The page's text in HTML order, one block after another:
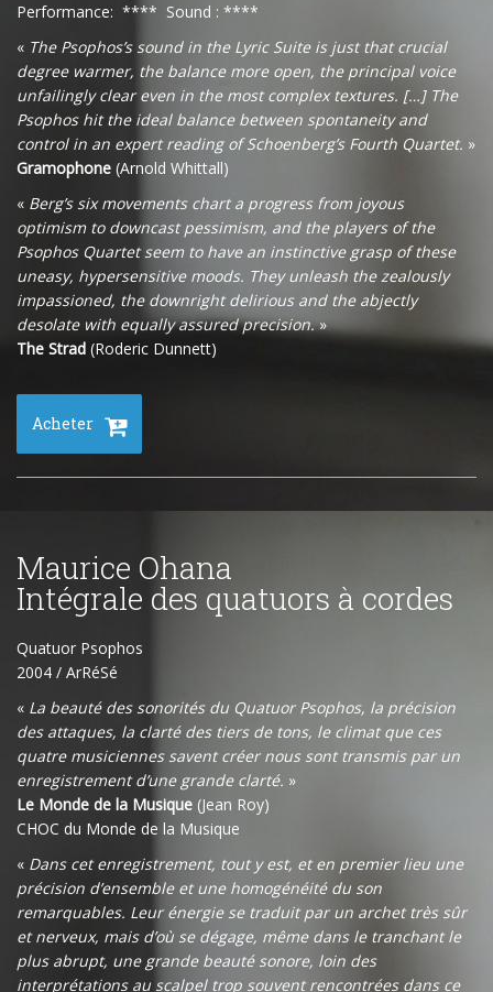
Performance: **** Sound : ****
« The Psophos’s sound in the Lyric Suite is just that crucial
degree warmer, the balance more open, the principal voice
unfailingly clear even in the most complex textures. […] The
Psophos hit the ideal balance between spontaneity and
control in an expert reading of Schoenberg’s Fourth Quartet. »
Gramophone (Arnold Whittall)
« Berg’s six movements chart a progress from joyous
optimism to downcast pessimism, and the players of the
Psophos Quartet seem to have an instinctive grasp of these
uneasy, hypersensitive moods. They unleash the zealously
impassioned, the downright delirious and the abjectly
desolate with equally assured precision.»
The Strad (Roderic Dunnett)
Acheter
Maurice Ohana
Intégrale des quatuors à cordes
Quatuor Psophos
2004 / ArRéSé
« La beauté des sonorités du Quatuor Psophos, la précision
des attaques, la clarté des tiers de tons, le climat que ces
quatre musiciennes savent créer nous sont transmis par un
enregistrement d’une grande clarté. »
Le Monde de la Musique (Jean Roy)
CHOC du Monde de la Musique
« Dans cet enregistrement, tout y est, et en premier lieu une
précision d’ensemble et une homogénéité du son
remarquables. Leur énergie se traduit par un archet très sûr
et nerveux, mais d’où se dégage, même dans le tranchant le
plus abrupt, une grande beauté sonore, loin des
interprétations au scalpel trop souvent rencontrées dans ce